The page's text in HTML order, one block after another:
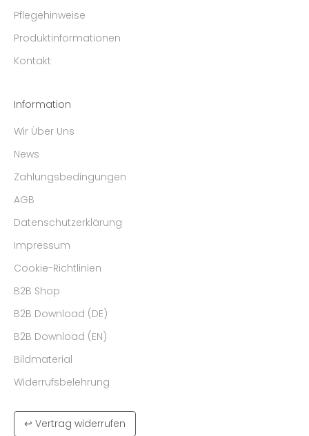
Pflegehinweise
Produktinformationen
Kontakt
Information
Wir Über Uns
News
Zahlungsbedingungen
AGB
Datenschutzerklärung
Impressum
Cookie-Richtlinien
B2B Shop
B2B Download (DE)
B2B Download (EN)
Bildmaterial
Widerrufsbelehrung
↩ Vertrag widerrufen